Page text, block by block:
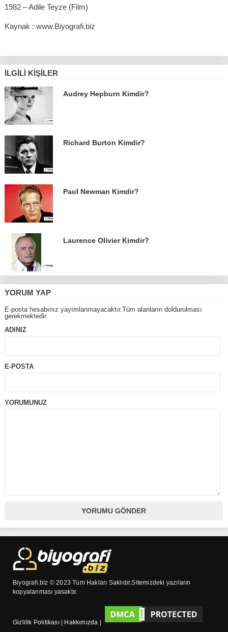
1982 – Adile Teyze (Film)
Kaynak : www.Biyografi.biz
İLGILI KIŞILER
Audrey Hepburn Kimdir?
Richard Burton Kimdir?
Paul Newman Kimdir?
Laurence Olivier Kimdir?
YORUM YAP
E-posta hesabınız yayımlanmayacaktır.Tüm alanların doldurulması
gerekmektedir.
ADINIZ
E-POSTA
YORUMUNUZ
Biyografi.biz © 2023 Tüm Hakları Saklıdır.Sitemizdeki yazıların
kopyalanması yasaktır.
Gizlilik Politikası| Hakkımızda